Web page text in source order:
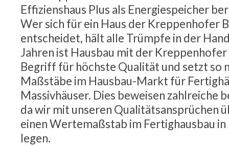
Effizienshaus Plus als Energiespeicher
Wer sich für ein Haus der Kreppenhofer
entscheidet, hält alle Trümpfe in der
Jahren ist Hausbau mit der Kreppenhofer
Begriff für höchste Qualität und setzt so
Maßstäbe im Hausbau-Markt für
Massivhäuser. Dies beweisen zahlreiche
da wir mit unseren Qualitätsansprüchen
einen Wertemaßstab im Fertighausbau
legen.